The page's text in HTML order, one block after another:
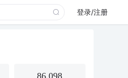
登录/注册
86,098